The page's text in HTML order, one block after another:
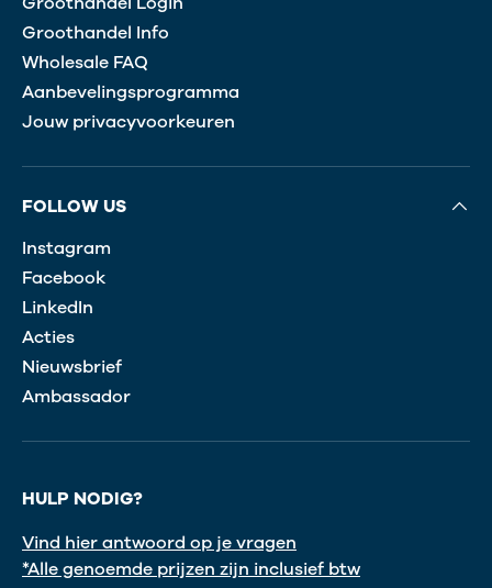
Groothandel Info
Wholesale FAQ
Aanbevelingsprogramma
Jouw privacyvoorkeuren
FOLLOW US
Instagram
Facebook
LinkedIn
Acties
Nieuwsbrief
Ambassador
HULP NODIG?
Vind hier antwoord op je vragen
*Alle genoemde prijzen zijn inclusief btw